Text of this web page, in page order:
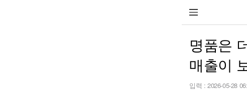
명품은
매출이
입력 : 2026-05-28